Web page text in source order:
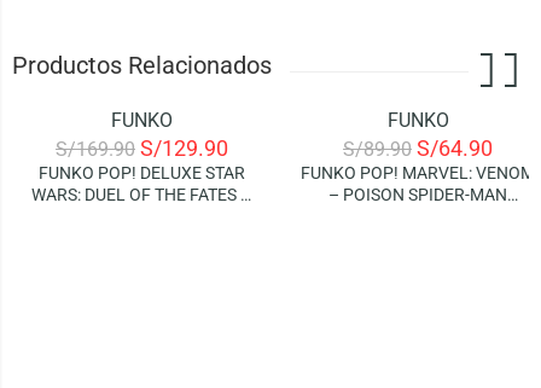
Productos Relacionados
FUNKO
S/169.90 S/129.90
FUNKO POP! DELUXE STAR
WARS: DUEL OF THE FATES –
FUNKO
S/89.90 S/64.90
FUNKO POP! MARVEL: VENOM
– POISON SPIDER-MAN